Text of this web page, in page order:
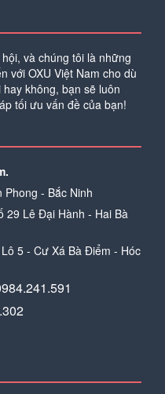
và chúng tôi là những
với OXU Việt Nam cho dù
không, bạn sẽ luôn
tối ưu vấn đề của bạn!
Phong - Bắc Ninh
29 Lê Đại Hành - Hai Bà
5 - Cư Xá Bà Điểm - Hóc